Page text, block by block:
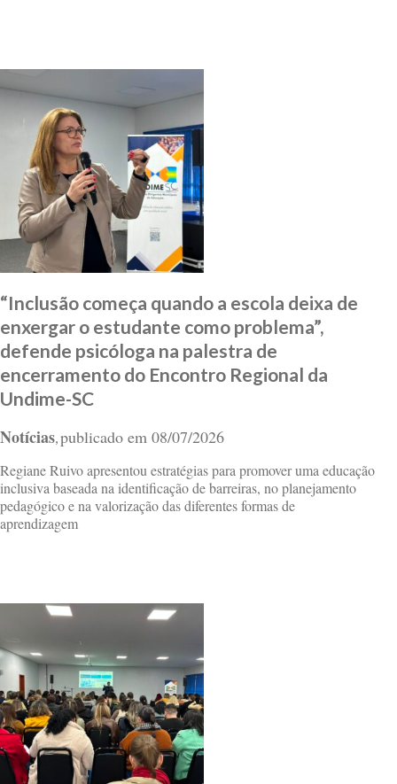
“Inclusão começa quando a escola deixa de
enxergar o estudante como problema”,
defende psicóloga na palestra de
encerramento do Encontro Regional da
Undime-SC
Notícias,publicado em 08/07/2026
Regiane Ruivo apresentou estratégias para promover uma educação
inclusiva baseada na identificação de barreiras, no planejamento
pedagógico e na valorização das diferentes formas de
aprendizagem